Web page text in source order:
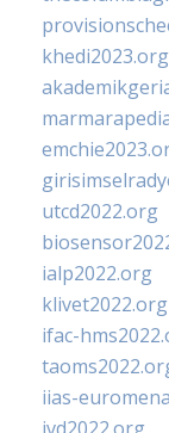
khedi2023.org
utcd2022.org
ialp2022.org
klivet2022.org
ifac-
iias-